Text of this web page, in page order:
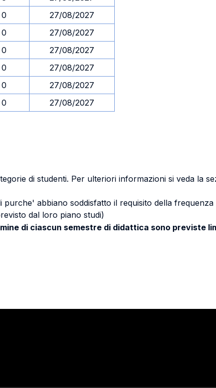
0
27/08/2027
0
27/08/2027
0
27/08/2027
0
27/08/2027
0
27/08/2027
0 27/08/2027
di studenti. Per ulteriori informazioni si veda la
purche' abbiano soddisfatto il requisito della
dal loro piano studi)
di ciascun semestre di didattica sono previste